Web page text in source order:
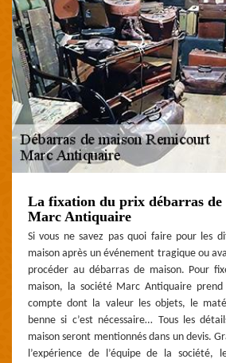
La fixation du prix débarras de
Marc Antiquaire
Si vous ne savez pas quoi faire pour les
maison après un événement tragique ou
procéder au débarras de maison. Pour
maison, la société Marc Antiquaire prend
compte dont la valeur les objets, le
benne si c’est nécessaire… Tous les
maison seront mentionnés dans un devis.
l’expérience de l’équipe de la société,